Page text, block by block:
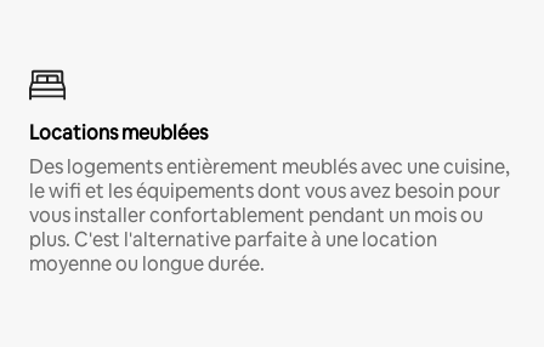
Locations meublées
Des logements entièrement meublés avec une cuisine,
le wifi et les équipements dont vous avez besoin pour
vous installer confortablement pendant un mois ou
plus. C'est l'alternative parfaite à une location
moyenne ou longue durée.